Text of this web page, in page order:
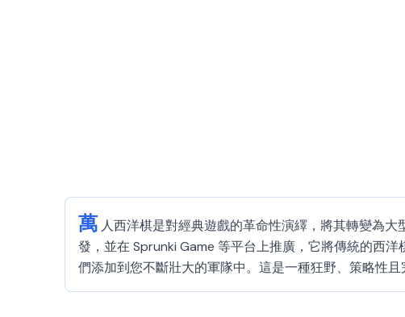
萬 人西洋棋是對經典遊戲的革命性演繹，將其轉變為
發，並在 Sprunki Game 等平台上推廣，它將傳統的西
們添加到您不斷壯大的軍隊中。這是一種狂野、策略性